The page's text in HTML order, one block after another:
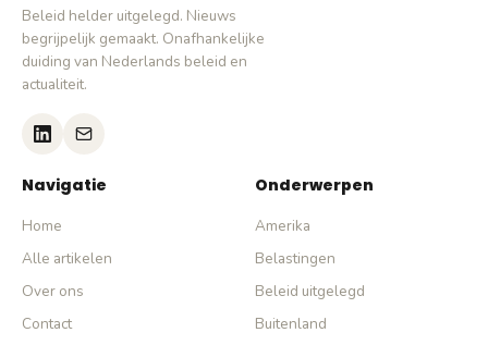
Beleid helder uitgelegd. Nieuws
begrijpelijk gemaakt. Onafhankelijke
duiding van Nederlands beleid en
actualiteit.
Navigatie
Home
Alle artikelen
Over ons
Contact
Onderwerpen
Amerika
Belastingen
Beleid uitgelegd
Buitenland